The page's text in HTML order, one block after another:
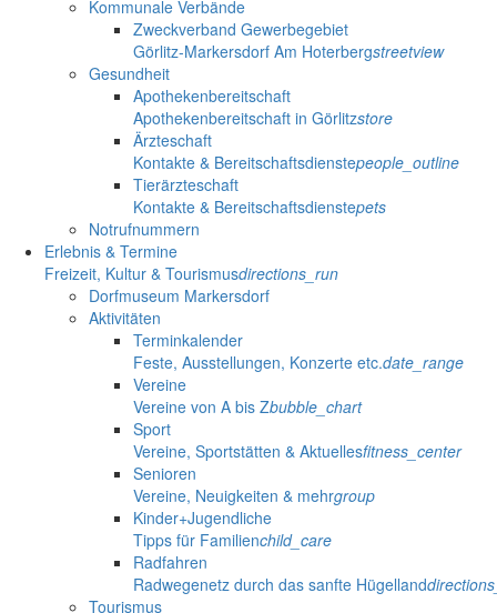
Kommunale Verbände
Zweckverband Gewerbegebiet
Görlitz-Markersdorf Am Hoterbergstreetview
Gesundheit
Apothekenbereitschaft
Apothekenbereitschaft in Görlitzstore
Ärzteschaft
Kontakte & Bereitschaftsdienstepeople_outline
Tierärzteschaft
Kontakte & Bereitschaftsdienstepets
Notrufnummern
Erlebnis & Termine
Freizeit, Kultur & Tourismusdirections_run
Dorfmuseum Markersdorf
Aktivitäten
Terminkalender
Feste, Ausstellungen, Konzerte etc.date_range
Vereine
Vereine von A bis Zbubble_chart
Sport
Vereine, Sportstätten & Aktuellesfitness_center
Senioren
Vereine, Neuigkeiten & mehrgroup
Kinder+Jugendliche
Tipps für Familienchild_care
Radfahren
Radwegenetz durch das sanfte Hügelland
Tourismus